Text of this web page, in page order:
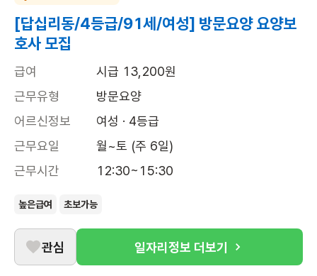
[답십리동/4등급/91세/여성] 방문요양 요양보
호사 모집
급여
시급 13,200원
근무유형
방문요양
어르신정보
여성 · 4등급
근무요일
월~토 (주 6일)
근무시간
12:30~15:30
높은급여 초보가능
관심 일자리정보 더보기